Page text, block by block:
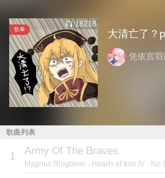
歌单
18218
大清亡了？
凭依宫羽
歌曲列表
1 Army Of The Braves
Magnus Ringblom - Hearts of Iron IV - No Step